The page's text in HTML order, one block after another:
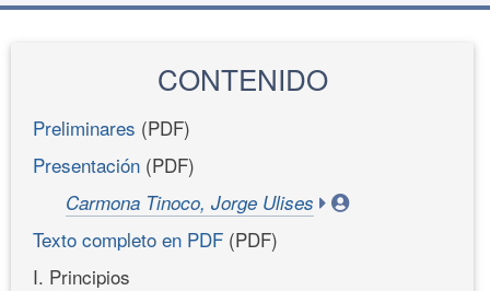
CONTENIDO
Preliminares (PDF)
Presentación (PDF)
Carmona Tinoco, Jorge Ulises
Texto completo en PDF (PDF)
I. Principios